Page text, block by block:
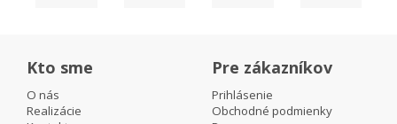
Kto sme
O nás
Realizácie
Pre zákazníkov
Prihlásenie
Obchodné podmienky